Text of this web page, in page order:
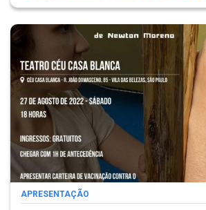
APRESENTAÇÃO